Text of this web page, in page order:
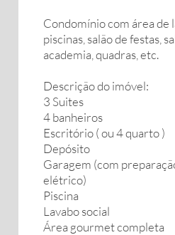
Condomínio com área de
piscinas, salão de festas,
academia, quadras, etc.
Descrição do imóvel:
3 Suites
4 banheiros
Escritório ( ou 4 quarto )
Depósito
Garagem (com
elétrico)
Piscina
Lavabo social
Área gourmet completa